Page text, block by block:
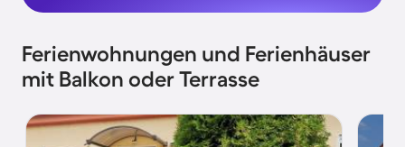
Ferienwohnungen und Ferienhäuser
mit Balkon oder Terrasse